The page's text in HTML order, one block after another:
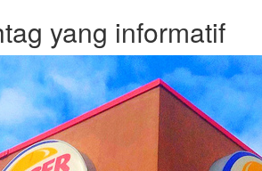
yang informatif